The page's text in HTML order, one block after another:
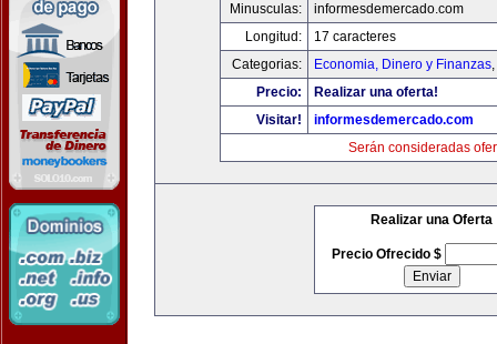
Minusculas:
informesdemercado.com
Longitud:
17 caracteres
Categorias:
Economia, Dinero y Finanzas,
Precio:
Realizar una oferta!
Visitar!
informesdemercado.com
Serán consideradas
Realizar una Oferta
Precio Ofrecido $